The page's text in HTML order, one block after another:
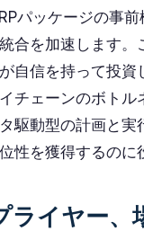
パッケージの事
合を加速します。
自信を持って投資
チェーンのボトル
駆動型の計画と実
性を獲得するのに
ライヤー、